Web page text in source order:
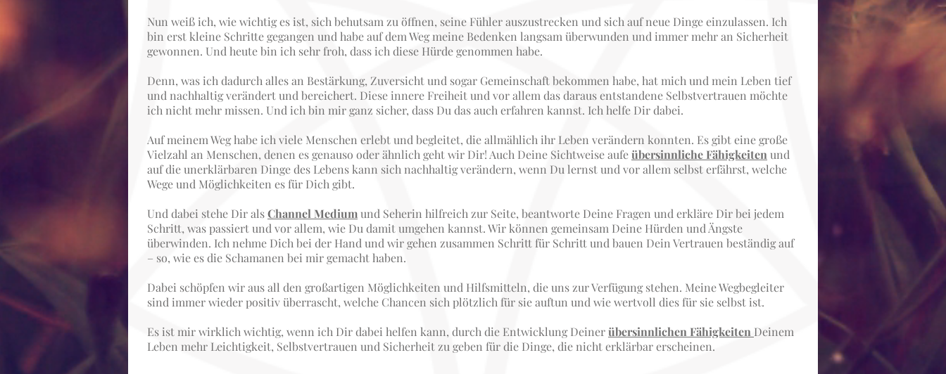
Nun weiß ich, wie wichtig es ist, sich behutsam zu öffnen, seine Fühler auszustrecken und sich auf neue Dinge einzulassen. Ich
bin erst kleine Schritte gegangen und habe auf dem Weg meine Bedenken langsam überwunden und immer mehr an Sicherheit
gewonnen. Und heute bin ich sehr froh, dass ich diese Hürde genommen habe.
Denn, was ich dadurch alles an Bestärkung, Zuversicht und sogar Gemeinschaft bekommen habe, hat mich und mein Leben tief
und nachhaltig verändert und bereichert. Diese innere Freiheit und vor allem das daraus entstandene Selbstvertrauen möchte
ich nicht mehr missen. Und ich bin mir ganz sicher, dass Du das auch erfahren kannst. Ich helfe Dir dabei.
Auf meinem Weg habe ich viele Menschen erlebt und begleitet, die allmählich ihr Leben verändern konnten. Es gibt eine große
Vielzahl an Menschen, denen es genauso oder ähnlich geht wir Dir! Auch Deine Sichtweise aufeübersinnliche Fähigkeiten und
auf die unerklärbaren Dinge des Lebens kann sich nachhaltig verändern, wenn Du lernst und vor allem selbst erfährst, welche
Wege und Möglichkeiten es für Dich gibt.
Und dabei stehe Dir alsChannel Medium und Seherin hilfreich zur Seite, beantworte Deine Fragen und erkläre Dir bei jedem
Schritt, was passiert und vor allem, wie Du damit umgehen kannst. Wir können gemeinsam Deine Hürden und Ängste
überwinden. Ich nehme Dich bei der Hand und wir gehen zusammen Schritt für Schritt und bauen Dein Vertrauen beständig auf
– so, wie es die Schamanen bei mir gemacht haben.
Dabei schöpfen wir aus all den großartigen Möglichkeiten und Hilfsmitteln, die uns zur Verfügung stehen. Meine Wegbegleiter
sind immer wieder positiv überrascht, welche Chancen sich plötzlich für sie auftun und wie wertvoll dies für sie selbst ist.
Es ist mir wirklich wichtig, wenn ich Dir dabei helfen kann, durch die Entwicklung Deinerübersinnlichen Fähigkeiten Deinem
Leben mehr Leichtigkeit, Selbstvertrauen und Sicherheit zu geben für die Dinge, die nicht erklärbar erscheinen.